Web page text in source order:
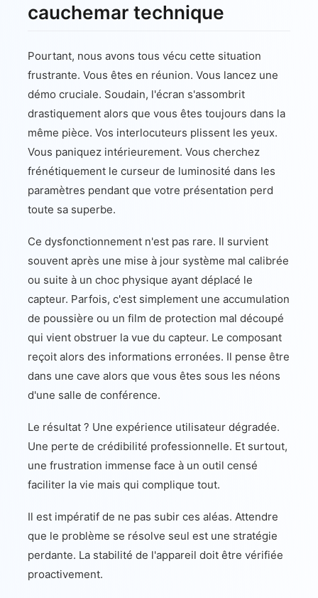
cauchemar technique
Pourtant, nous avons tous vécu cette situation
frustrante. Vous êtes en réunion. Vous lancez une
démo cruciale. Soudain, l'écran s'assombrit
drastiquement alors que vous êtes toujours dans la
même pièce. Vos interlocuteurs plissent les yeux.
Vous paniquez intérieurement. Vous cherchez
frénétiquement le curseur de luminosité dans les
paramètres pendant que votre présentation perd
toute sa superbe.
Ce dysfonctionnement n'est pas rare. Il survient
souvent après une mise à jour système mal calibrée
ou suite à un choc physique ayant déplacé le
capteur. Parfois, c'est simplement une accumulation
de poussière ou un film de protection mal découpé
qui vient obstruer la vue du capteur. Le composant
reçoit alors des informations erronées. Il pense être
dans une cave alors que vous êtes sous les néons
d'une salle de conférence.
Le résultat ? Une expérience utilisateur dégradée.
Une perte de crédibilité professionnelle. Et surtout,
une frustration immense face à un outil censé
faciliter la vie mais qui complique tout.
Il est impératif de ne pas subir ces aléas. Attendre
que le problème se résolve seul est une stratégie
perdante. La stabilité de l'appareil doit être vérifiée
proactivement.